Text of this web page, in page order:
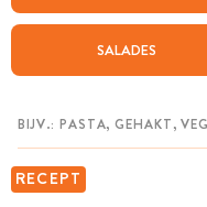
SALADES
RECEPT
WEEKMENU
CHAT MET MAIA
MIJN BEWAARDE RECEPTEN